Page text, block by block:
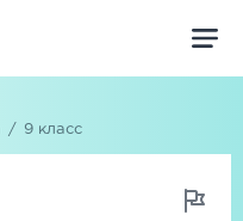
/ 9 класс